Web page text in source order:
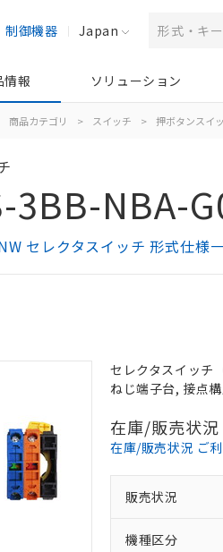
制御機器 Japan
情報 ソリューション
商品カテゴリ > スイッチ > 押ボタンスイ
3BB-NBA-
セレクタスイッチ 形式仕様
セレクタスイッチ
ねじ端子台, 接点
在庫/販売状況
在庫/販売状況 ご
販売状況
機種区分